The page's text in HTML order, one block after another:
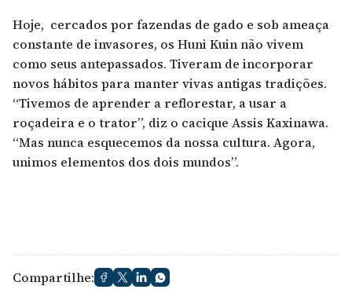
Hoje, cercados por fazendas de gado e sob ameaça
constante de invasores, os Huni Kuin não vivem
como seus antepassados. Tiveram de incorporar
novos hábitos para manter vivas antigas tradições.
“Tivemos de aprender a reflorestar, a usar a
roçadeira e o trator”, diz o cacique Assis Kaxinawa.
“Mas nunca esquecemos da nossa cultura. Agora,
unimos elementos dos dois mundos”.
Compartilhe: